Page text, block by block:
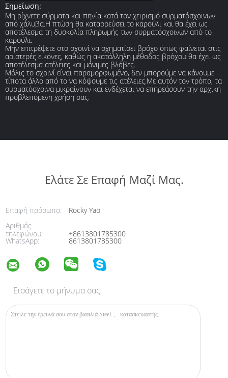
Σημείωση:
Μη ρίχνετε σύρματα και πηνία κατά τον χειρισμό συρματόσχοινων
από χάλυβα.Η πτώση θα καταρρεύσει το καρούλι και θα έχει ως
αποτέλεσμα τη δυσκολία πληρωμής των συρματόσχοινων από το
καρούλι.
Μην επιτρέψετε στο σχοινί να σχηματίσει βρόχο όπως φαίνεται στις
αριστερές εικόνες, καθώς η ακατάλληλη μέθοδος βρόχου θα έχει ως
αποτέλεσμα ατέλειες και μόνιμες βλάβες.
Μόλις το σχοινί είναι παραμορφωμένο, δεν μπορούμε να κάνουμε
τίποτα άλλο από το να κόψουμε τις ατέλειες.Με αυτόν τον τρόπο, τα
συρματόσχοινα μικραίνουν και ενδέχεται να επηρεάσουν την αρχική
προβλεπόμενη χρήση σας.
Ελάτε Σε Επαφή Μαζί Μας.
Επαφή πρόσωπο:
Rocky Yao
Αριθμός
τηλεφώνου:
+8613801785300
WhatsApp: 8613801785300
Εισάγετε το μήνυμα σας